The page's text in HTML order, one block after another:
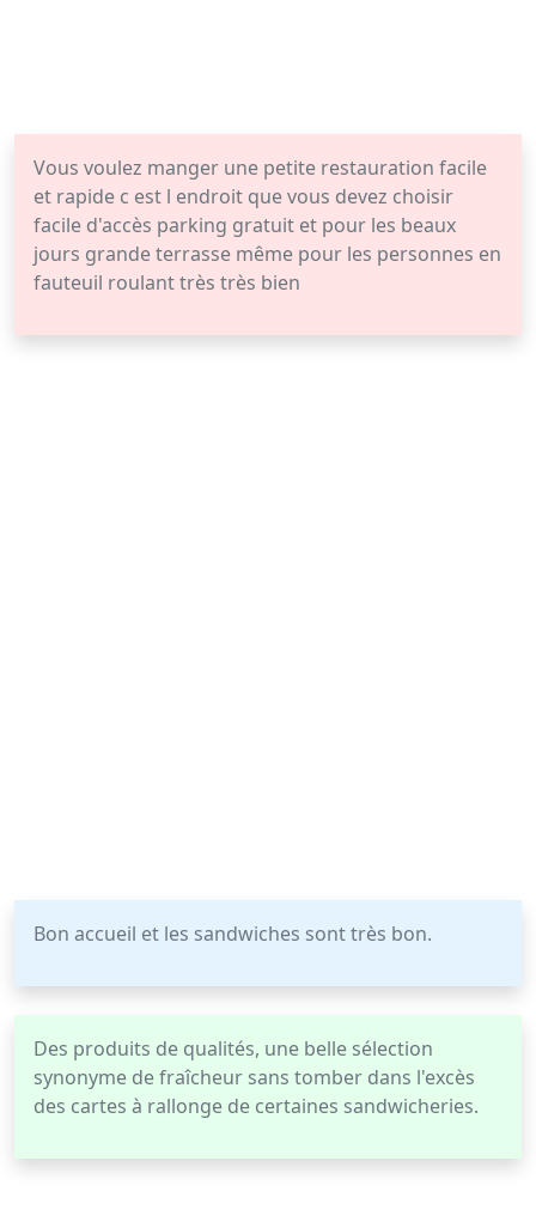
Vous voulez manger une petite restauration facile
et rapide c est l endroit que vous devez choisir
facile d'accès parking gratuit et pour les beaux
jours grande terrasse même pour les personnes en
fauteuil roulant très très bien
Bon accueil et les sandwiches sont très bon.
Des produits de qualités, une belle sélection
synonyme de fraîcheur sans tomber dans l'excès
des cartes à rallonge de certaines sandwicheries.